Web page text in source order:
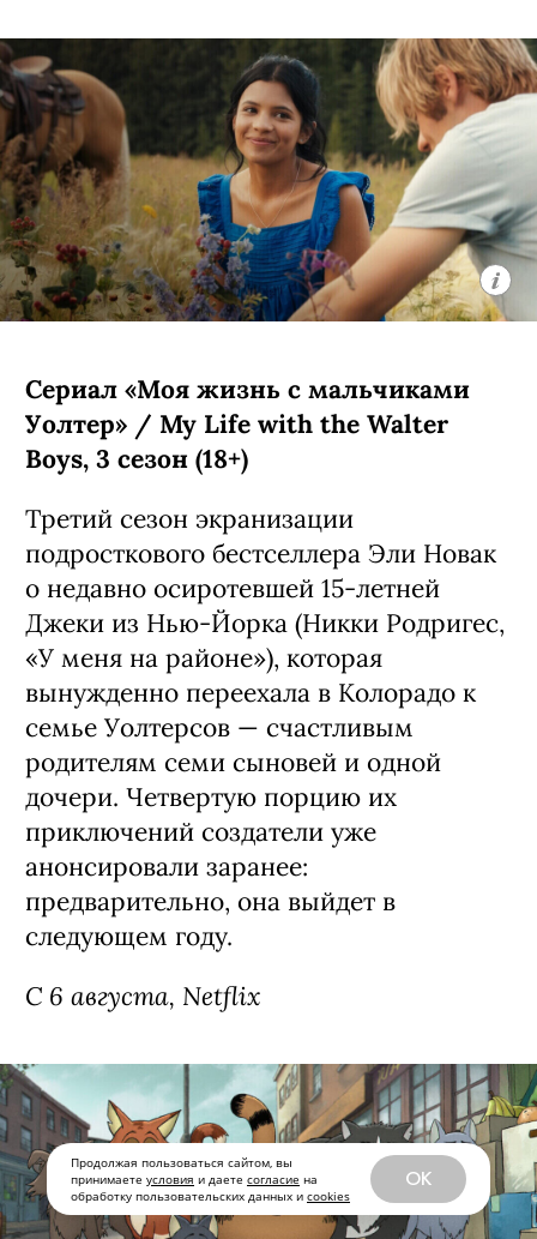
Продолжая пользоваться сайтом, вы
принимаете условия и даете согласие на
обработку пользовательских данных и cookies
OK
Сериал «Моя жизнь с мальчиками
Уолтер» / My Life with the Walter
Boys, 3 сезон (18+)
Третий сезон экранизации
подросткового бестселлера Эли Новак
о недавно осиротевшей 15-летней
Джеки из Нью-Йорка (Никки Родригес,
«У меня на районе»), которая
вынужденно переехала в Колорадо к
семье Уолтерсов — счастливым
родителям семи сыновей и одной
дочери. Четвертую порцию их
приключений создатели уже
анонсировали заранее:
предварительно, она выйдет в
следующем году.
С 6 августа, Netflix